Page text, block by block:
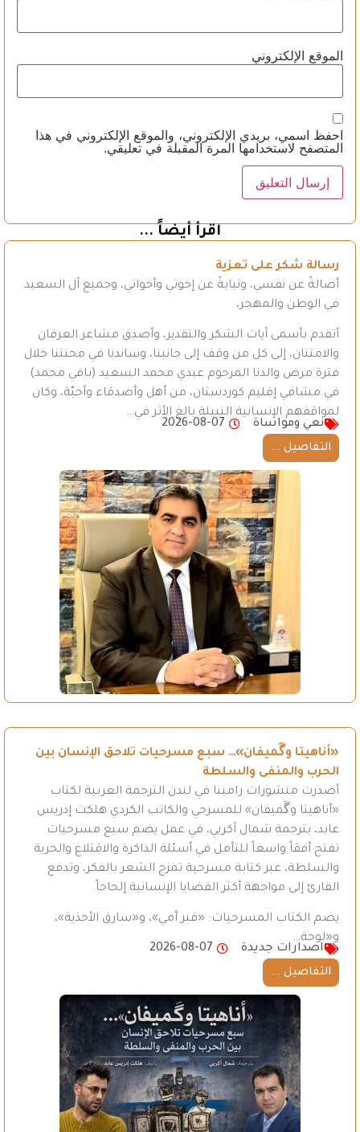
الموقع الإلكتروني
احفظ اسمي، بريدي الإلكتروني، والموقع الإلكتروني في هذا
المتصفح لاستخدامها المرة المقبلة في تعليقي.
اقرأ أيضاً ...
رسالة شكر على تعزية
أصالةً عن نفسي، ونيابةً عن إخوتي وأخواتي، وجميع آل السعيد
في الوطن والمهجر،
أتقدم بأسمى آيات الشكر والتقدير، وأصدق مشاعر العرفان
والامتنان، إلى كل من وقف إلى جانبنا، وساندنا في محنتنا خلال
فترة مرض والدنا المرحوم عبدي محمد السعيد (بافي محمد)
في مشافي إقليم كوردستان، من أهل وأصدقاء وأحبّة، وكان
لمواقفهم الإنسانية النبيلة بالغ الأثر في…
نعي ومواساة
2026-08-07
التفاصيل ...
«أناهيتا وگَميفان»… سبع مسرحيات تلاحق الإنسان بين
الحرب والمنفى والسلطة
أصدرت منشورات رامينا في لندن الترجمة العربية لكتاب
«أناهيتا وگَميفان» للمسرحي والكاتب الكردي هلكت إدريس
عابد، بترجمة شمال آكريي، في عمل يضم سبع مسرحيات
تفتح أفقاً واسعاً للتأمل في أسئلة الذاكرة والاقتلاع والحرية
والسلطة، عبر كتابة مسرحية تمزج الشعر بالفكر، وتدفع
القارئ إلى مواجهة أكثر القضايا الإنسانية إلحاحاً.
يضم الكتاب المسرحيات: «قبر أمي»، و«سارق الأحذية»،
و«لوحة…
اصدارات جديدة
2026-08-07
التفاصيل ...